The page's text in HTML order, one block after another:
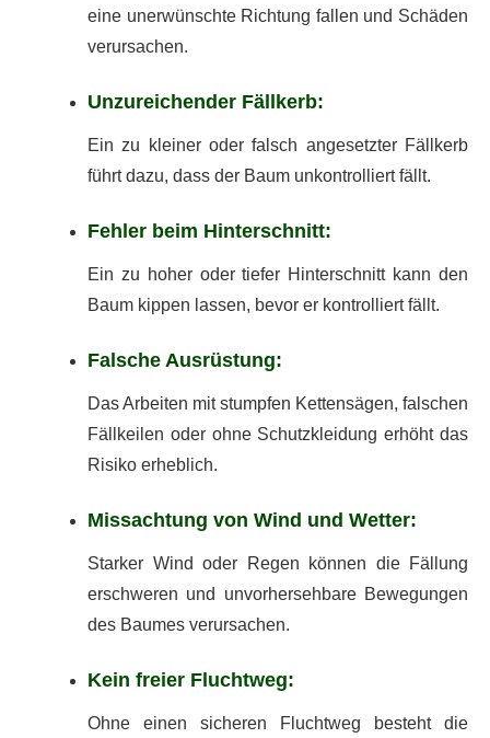
eine unerwünschte Richtung fallen und Schäden
verursachen.
Unzureichender Fällkerb:
Ein zu kleiner oder falsch angesetzter Fällkerb
führt dazu, dass der Baum unkontrolliert fällt.
Fehler beim Hinterschnitt:
Ein zu hoher oder tiefer Hinterschnitt kann den
Baum kippen lassen, bevor er kontrolliert fällt.
Falsche Ausrüstung:
Das Arbeiten mit stumpfen Kettensägen, falschen
Fällkeilen oder ohne Schutzkleidung erhöht das
Risiko erheblich.
Missachtung von Wind und Wetter:
Starker Wind oder Regen können die Fällung
erschweren und unvorhersehbare Bewegungen
des Baumes verursachen.
Kein freier Fluchtweg:
Ohne einen sicheren Fluchtweg besteht die